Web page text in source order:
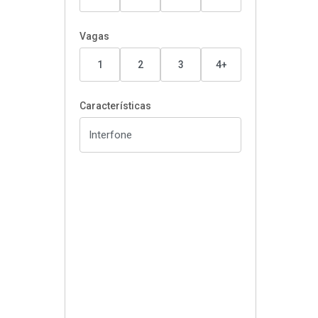
Vagas
1 2 3 4+
Características